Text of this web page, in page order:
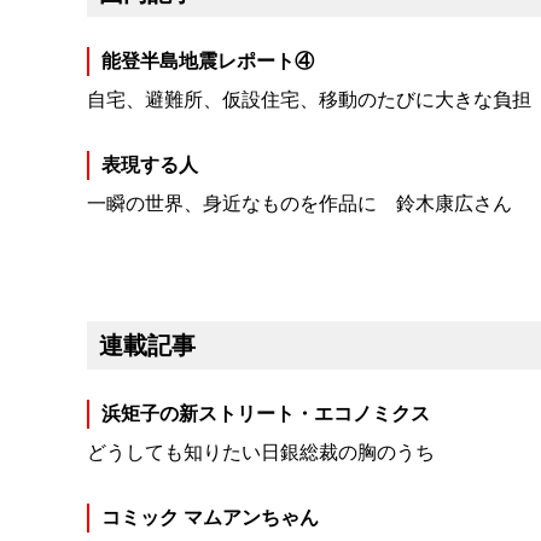
能登半島地震レポート④
自宅、避難所、仮設住宅、移動のたびに大きな負担
表現する人
一瞬の世界、身近なものを作品に 鈴木康広さん
連載記事
浜矩子の新ストリート・エコノミクス
どうしても知りたい日銀総裁の胸のうち
コミック マムアンちゃん